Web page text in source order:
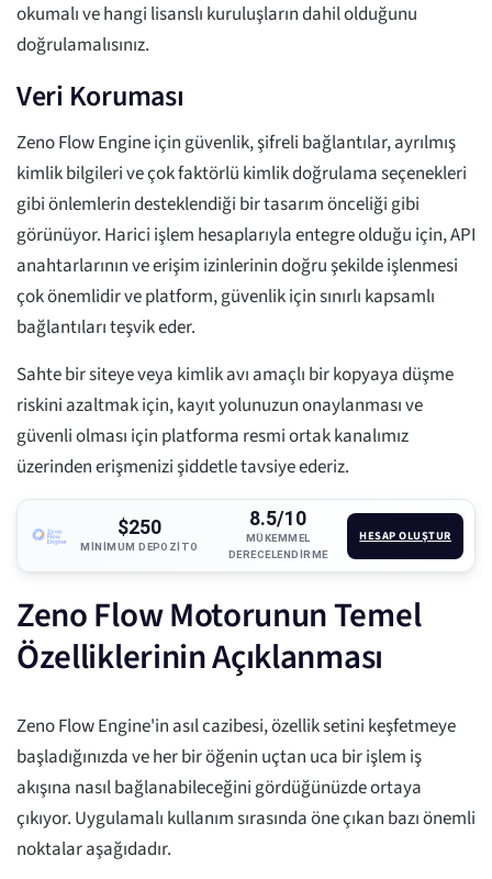
okumalı ve hangi lisanslı kuruluşların dahil olduğunu
doğrulamalısınız.
Veri Koruması
Zeno Flow Engine için güvenlik, şifreli bağlantılar, ayrılmış
kimlik bilgileri ve çok faktörlü kimlik doğrulama seçenekleri
gibi önlemlerin desteklendiği bir tasarım önceliği gibi
görünüyor. Harici işlem hesaplarıyla entegre olduğu için, API
anahtarlarının ve erişim izinlerinin doğru şekilde işlenmesi
çok önemlidir ve platform, güvenlik için sınırlı kapsamlı
bağlantıları teşvik eder.
Sahte bir siteye veya kimlik avı amaçlı bir kopyaya düşme
riskini azaltmak için, kayıt yolunuzun onaylanması ve
güvenli olması için platforma resmi ortak kanalımız
üzerinden erişmenizi şiddetle tavsiye ederiz.
$250
MINIMUM DEPOZITO
8.5/10
MÜKEMMEL
DERECELENDIRME
HESAP OLUŞTUR
Zeno Flow Motorunun Temel
Özelliklerinin Açıklanması
Zeno Flow Engine'in asıl cazibesi, özellik setini keşfetmeye
başladığınızda ve her bir öğenin uçtan uca bir işlem iş
akışına nasıl bağlanabileceğini gördüğünüzde ortaya
çıkıyor. Uygulamalı kullanım sırasında öne çıkan bazı önemli
noktalar aşağıdadır.